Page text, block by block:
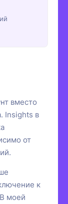
вместо
Insights в
от
к
моей